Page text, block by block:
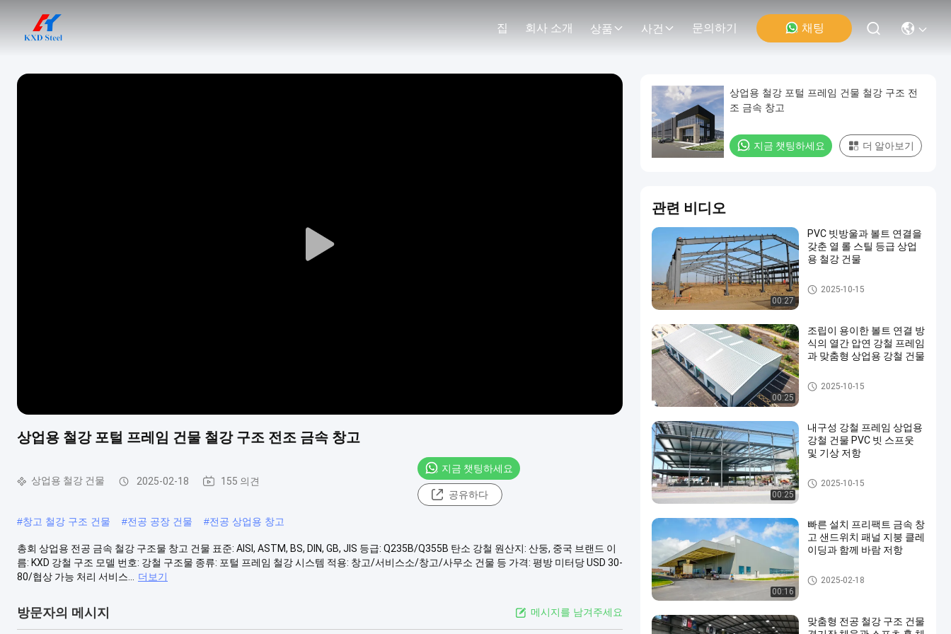
집 회사 소개 상품 사건 문의하기 채팅
Play
상업용 철강 포털 프레임 건물 철강 구조 전조 금속 창고
상업용 철강 건물 2025-02-18 155 의견
지금 챗팅하세요
공유하다
#창고 철강 구조 건물 #전공 공장 건물 #전공 상업용 창고
총회 상업용 전공 금속 철강 구조물 창고 건물 표준: AISI, ASTM, BS, DIN, GB, JIS 등급: Q235B/Q355B 탄소 강철 원산지: 산둥, 중국 브랜드 이
름: KXD 강철 구조 모델 번호: 강철 구조물 종류: 포털 프레임 철강 시스템 적용: 창고/서비스소/창고/사무소 건물 등 가격: 평방 미터당 USD 30-
80/협상 가능 처리 서비스...
더보기
방문자의 메시지 메시지를 남겨주세요
상업용 철강 포털 프레임 건물 철강 구조 전
조 금속 창고
지금 챗팅하세요 더 알아보기
관련 비디오
00:27
PVC 빗방울과 볼트 연결을
갖춘 열 롤 스틸 등급 상업
용 철강 건물
상업용 철강 건물
2025-10-15
00:25
조립이 용이한 볼트 연결 방
식의 열간 압연 강철 프레임
과 맞춤형 상업용 강철 건물
상업용 철강 건물
2025-10-15
00:25
내구성 강철 프레임 상업용
강철 건물 PVC 빗 스프웃
및 기상 저항
상업용 철강 건물
2025-10-15
00:16
빠른 설치 프리팩트 금속 창
고 샌드위치 패널 지붕 클레
이딩과 함께 바람 저항
철강 구조 작업실
2025-02-18
맞춤형 전공 철강 구조 건물